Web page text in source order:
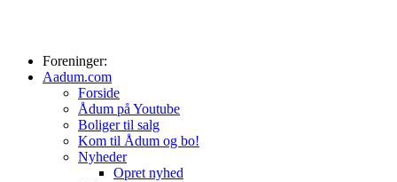
Foreninger:
Aadum.com
Forside
Ådum på Youtube
Boliger til salg
Kom til Ådum og bo!
Nyheder
Opret nyhed